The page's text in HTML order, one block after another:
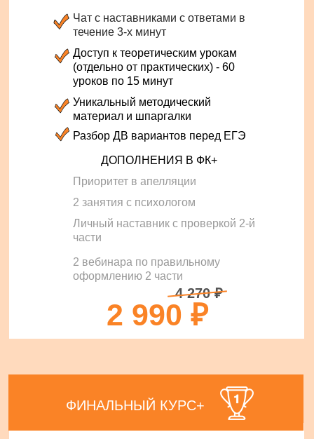
Чат с наставниками с ответами в
течение 3-х минут
Доступ к теоретическим урокам
(отдельно от практических) - 60
уроков по 15 минут
Уникальный методический
материал и шпаргалки
Разбор ДВ вариантов перед ЕГЭ
2 990 ₽
Приоритет в апелляции
2 занятия с психологом
Личный наставник с проверкой 2-й
части
2 вебинара по правильному
оформлению 2 части
ДОПОЛНЕНИЯ В ФК+
4 270 ₽
ФИНАЛЬНЫЙ КУРС+